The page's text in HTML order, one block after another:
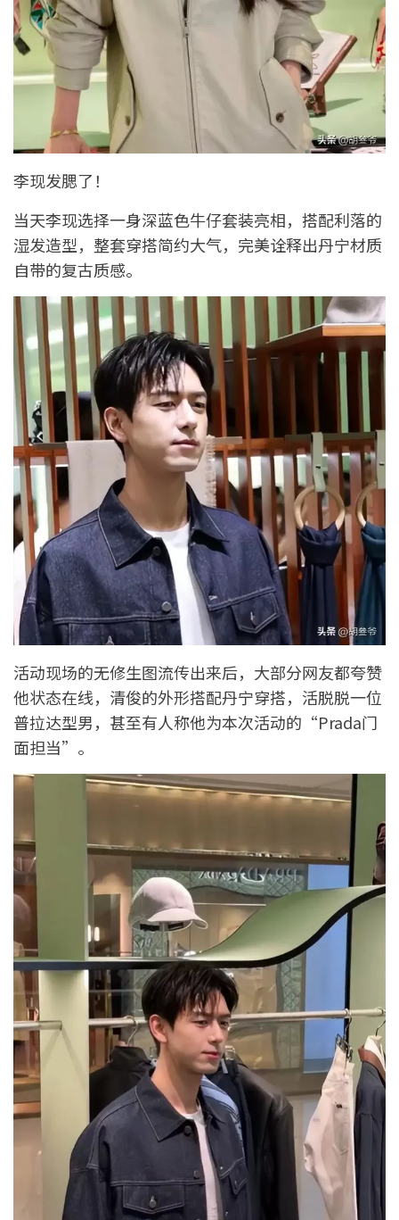
李现发腮了！
当天李现选择一身深蓝色牛仔套装亮相，搭配利落的
湿发造型，整套穿搭简约大气，完美诠释出丹宁材质
自带的复古质感。
活动现场的无修生图流传出来后，大部分网友都夸赞
他状态在线，清俊的外形搭配丹宁穿搭，活脱脱一位
普拉达型男，甚至有人称他为本次活动的“Prada门
面担当”。